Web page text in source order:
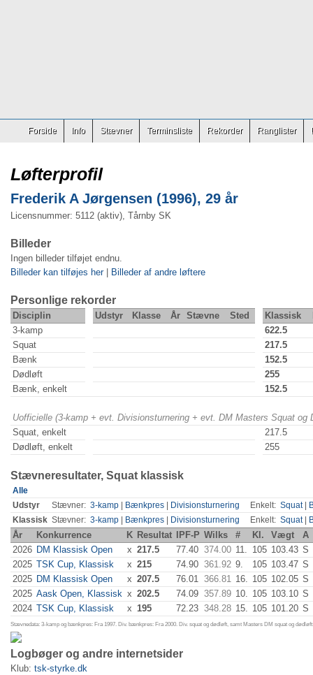
Forside Info Stævner Terminsliste Rekorder Ranglister
Løfterprofil
Frederik A Jørgensen (1996), 29 år
Licensnummer: 5112 (aktiv), Tårnby SK
Billeder
Ingen billeder tilføjet endnu.
Billeder kan tilføjes her| Billeder af andre løftere
Personlige rekorder
Disciplin Udstyr Klasse År Stævne Sted Klassisk
3-kamp
622.5
Squat
217.5
Bænk
152.5
Dødløft
255
Bænk, enkelt
152.5
Uofficielle (3-kamp + evt. Divisionsturnering + evt. DM Masters Squat
Squat, enkelt
217.5
Dødløft, enkelt
255
Stævneresultater, Squat klassisk
Alle
Udstyr
Stævner: 3-kamp Bænkpres Divisionsturnering Enkelt: Squat|
Klassisk Stævner: 3-kamp Bænkpres Divisionsturnering Enkelt: Squat|
År Konkurrence K Resultat IPF-P Wilks # Kl. Vægt
A
2026 DM Klassisk Open x 217.5 77.40 374.00 11. 105 103.43 S
2025 TSK Cup, Klassisk x 215 74.90 361.92 9. 105 103.47 S
2025 DM Klassisk Open x 207.5 76.01 366.81 16. 105 102.05 S
2025 Aask Open, Klassisk x 202.5 74.09 357.89 10. 105 103.10 S
2024 TSK Cup, Klassisk x 195 72.23 348.28 15. 105 101.20 S
Stævnedata: 3-kamp og bænkpres: Fra 1997. Div. bænkpres: Fra 2000. Div. squat og dødløft, samt Masters DM squat og
Logbøger og andre internetsider
Klub: tsk-styrke.dk